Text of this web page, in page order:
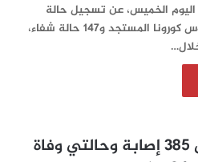
اليوم الخميس، عن تسجيل حالة
إصابة جديدة بفيروس كورونا المستجد و147 حالة شفاء،
المغرب يسجل 385 إصابة وحالتي وفاة